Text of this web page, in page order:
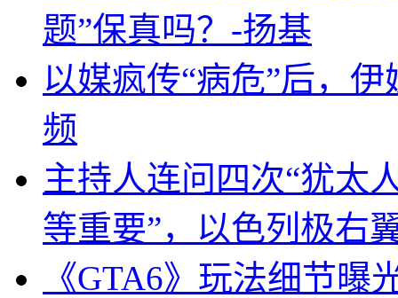
题”保真吗？-扬基
以媒疯传“病危”后，
频
主持人连问四次“犹太
等重要”，以色列极右
《GTA6》玩法细节